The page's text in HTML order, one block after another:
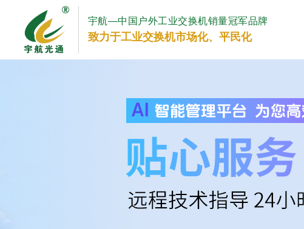
宇航—中国户外工业交换机销量冠军品牌
致力于工业交换机市场化、平民化